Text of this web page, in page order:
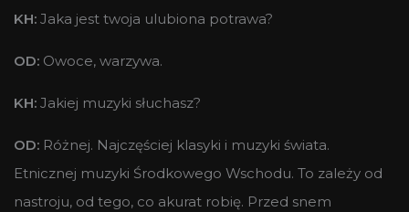
KH: Jaka jest twoja ulubiona potrawa?
OD: Owoce, warzywa.
KH: Jakiej muzyki słuchasz?
OD: Różnej. Najczęściej klasyki i muzyki świata.
Etnicznej muzyki Środkowego Wschodu. To zależy od
nastroju, od tego, co akurat robię. Przed snem